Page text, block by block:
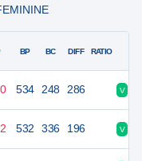
BP BC DIFF RATIO
0 534 248 286 V
2 532 336 196 V